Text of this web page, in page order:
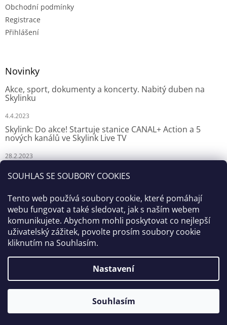
SOUHLAS SE SOUBORY COOKIES
Tento web používá soubory cookie, které pomáhají
webu fungovat a také sledovat, jak s naším webem
komunikujete. Abychom mohli poskytovat co nejlepší
uživatelský zážitek, povolte prosím soubory cookie
kliknutím na Souhlasím.
Nastavení
Souhlasím
Obchodní podmínky
Registrace
Přihlášení
Novinky
Akce, sport, dokumenty a koncerty. Nabitý duben na
Skylinku
4.4.2023
Skylink: Do akce! Startuje stanice CANAL+ Action a 5
nových kanálů ve Skylink Live TV
28.2.2023
Vytvořil Shoptet
Antenex. Všechna práva vyhrazena.